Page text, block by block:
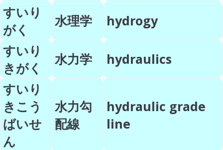
すいり
がく
水理学
hydrogy
すいり
きがく
水力学
hydraulics
すいり
きこう
ばいせ
ん
水力勾
配線
hydraulic grade
line